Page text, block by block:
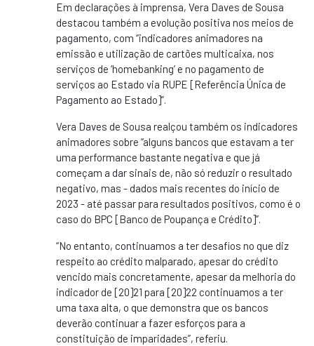
Em declarações à imprensa, Vera Daves de Sousa
destacou também a evolução positiva nos meios de
pagamento, com “indicadores animadores na
emissão e utilização de cartões multicaixa, nos
serviços de ‘homebanking’ e no pagamento de
serviços ao Estado via RUPE [Referência Única de
Pagamento ao Estado]”.
Vera Daves de Sousa realçou também os indicadores
animadores sobre “alguns bancos que estavam a ter
uma performance bastante negativa e que já
começam a dar sinais de, não só reduzir o resultado
negativo, mas - dados mais recentes do início de
2023 - até passar para resultados positivos, como é o
caso do BPC [Banco de Poupança e Crédito]”.
“No entanto, continuamos a ter desafios no que diz
respeito ao crédito malparado, apesar do crédito
vencido mais concretamente, apesar da melhoria do
indicador de [20]21 para [20]22 continuamos a ter
uma taxa alta, o que demonstra que os bancos
deverão continuar a fazer esforços para a
constituição de imparidades”, referiu.